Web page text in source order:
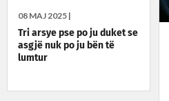
08 MAJ 2025 |
Tri arsye pse po ju duket se
asgjë nuk po ju bën të
lumtur